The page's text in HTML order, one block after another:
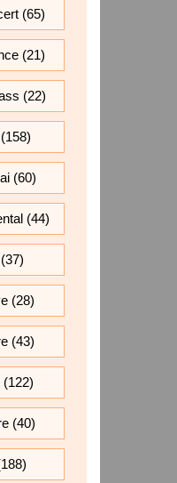
(65)
(21)
(22)
(60)
(44)
(37)
(28)
(43)
(122)
(40)